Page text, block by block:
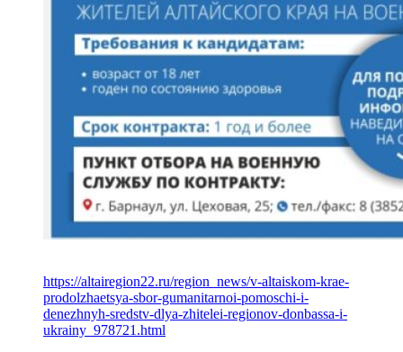
https://altairegion22.ru/region_news/v-altaiskom-krae-
prodolzhaetsya-sbor-gumanitarnoi-pomoschi-i-
denezhnyh-sredstv-dlya-zhitelei-regionov-donbassa-i-
ukrainy_978721.html